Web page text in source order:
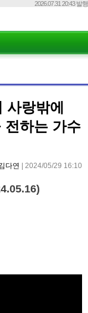
2026.07.31 20:43 발행
랑밖에
전하는 가수
다연 | 2024/05/29 16:10